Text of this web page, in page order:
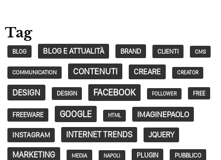
Tag
BLOG BLOG E ATTUALITÀ BRAND CLIENTI CMS
COMMUNICATION CONTENUTI CREARE CREATOR
DESIGN DESIGN FACEBOOK FOLLOWER FREE
FREEWARE GOOGLE HTML IMAGINEPAOLO
INSTAGRAM INTERNET TRENDS JQUERY
MARKETING MEDIA NAPOLI PLUGIN PUBBLICO